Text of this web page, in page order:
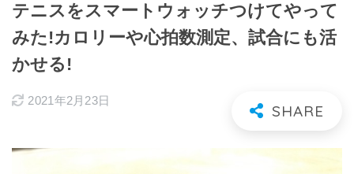
テニスをスマートウォッチつけてやって
みた!カロリーや心拍数測定、試合にも活
かせる!
2021年2月23日